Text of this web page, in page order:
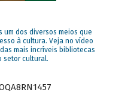
um dos diversos meios que
à cultura. Veja no vídeo
mais incríveis bibliotecas
setor cultural.